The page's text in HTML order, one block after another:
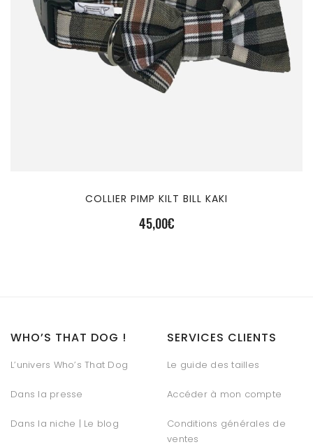
COLLIER PIMP KILT BILL KAKI
45,00€
WHO’S THAT DOG !
L’univers Who’s That Dog
Dans la presse
Dans la niche | Le blog
SERVICES CLIENTS
Le guide des tailles
Accéder à mon compte
Conditions générales de
ventes